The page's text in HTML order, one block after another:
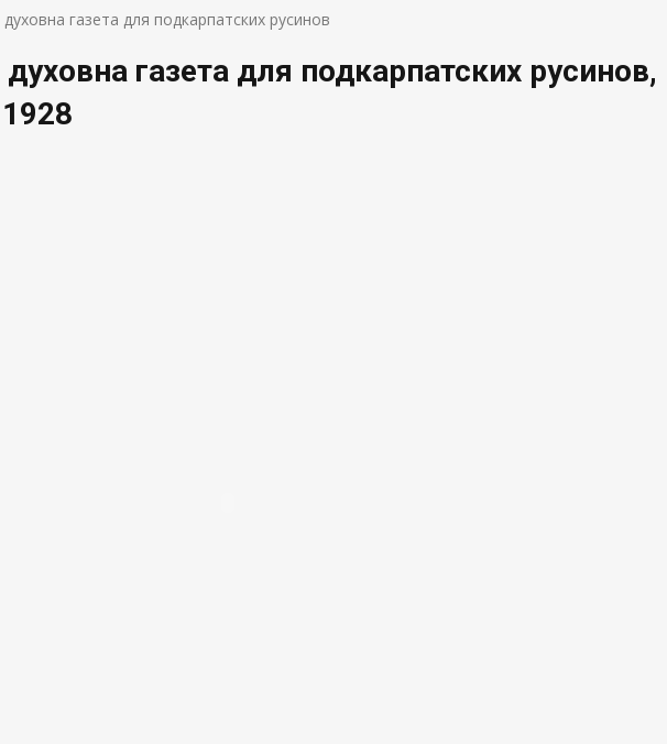
духовна газета для подкарпатских русинов
духовна газета для подкарпатских русинов,